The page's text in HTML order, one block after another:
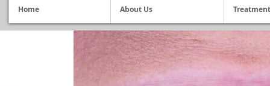
About Us
Home